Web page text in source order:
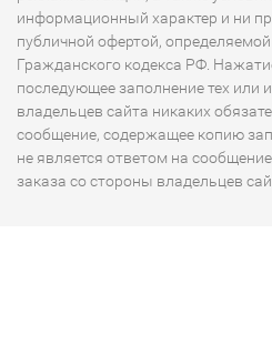
информационный характер и ни
публичной офертой,
Гражданского кодекса РФ.
последующее заполнение тех или
владельцев сайта никаких
сообщение, содержащее копию
не является ответом на
заказа со стороны владельцев